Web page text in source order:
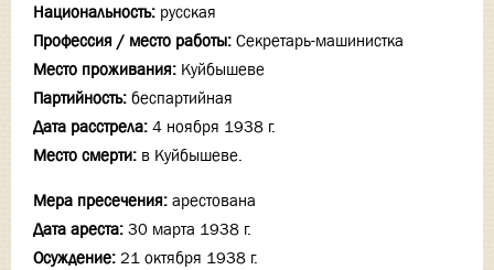
Национальность: русская
Профессия / место работы: Секретарь-машинистка
Место проживания: Куйбышеве
Партийность: беспартийная
Дата расстрела: 4 ноября 1938 г.
Место смерти: в Куйбышеве.
Мера пресечения: арестована
Дата ареста: 30 марта 1938 г.
Осуждение: 21 октября 1938 г.